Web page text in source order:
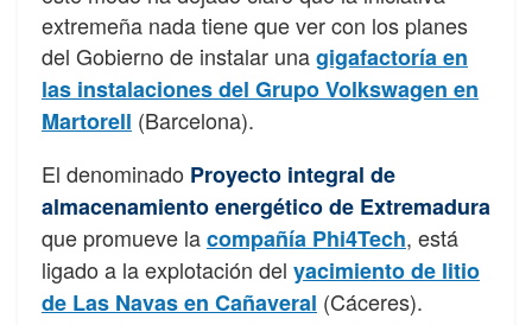
extremeña nada tiene que ver con los planes
del Gobierno de instalar unagigafactoría en
las instalaciones del Grupo Volkswagen en
Martorell (Barcelona).
El denominado Proyecto integral de
almacenamiento energético de Extremadura
que promueve lacompañía Phi4Tech, está
ligado a la explotación del yacimiento de litio
de Las Navas en Cañaveral (Cáceres).